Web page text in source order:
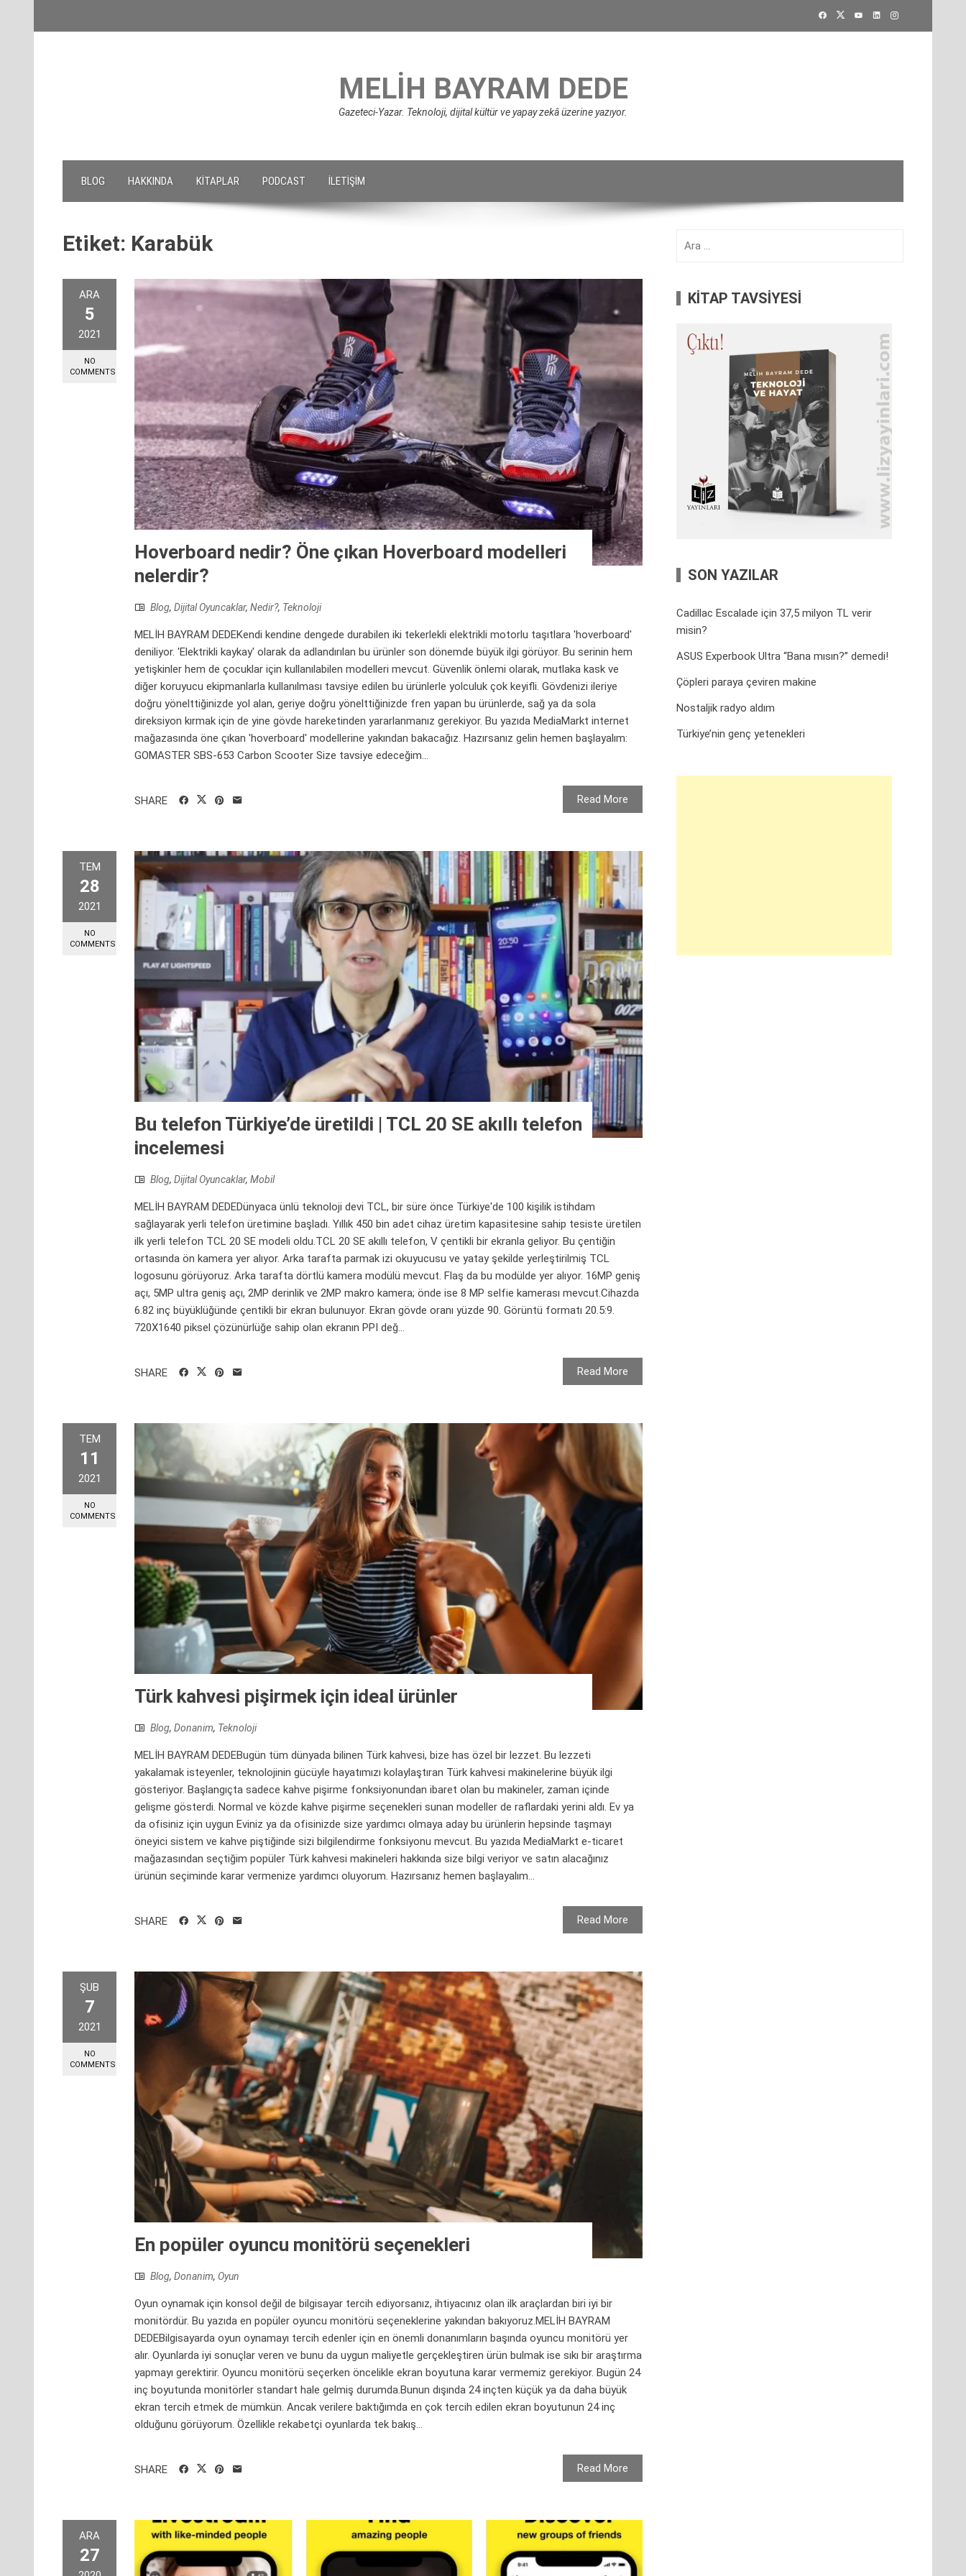
MELIH BAYRAM DEDE
Gazeteci-Yazar. Teknoloji, dijital kültür ve yapay zekâ üzerine yazıyor.
BLOG HAKKINDA KITAPLAR PODCAST İLETIŞIM
Etiket: Karabük
ARA
5
2021
NO
COMMENTS
Hoverboard nedir? Öne çıkan Hoverboard modelleri
nelerdir?
Blog, Dijital Oyuncaklar, Nedir?, Teknoloji
MELİH BAYRAM DEDEKendi kendine dengede durabilen iki tekerlekli elektrikli motorlu taşıtlara 'hoverboard'
deniliyor. 'Elektrikli kaykay' olarak da adlandırılan bu ürünler son dönemde büyük ilgi görüyor. Bu serinin hem
yetişkinler hem de çocuklar için kullanılabilen modelleri mevcut. Güvenlik önlemi olarak, mutlaka kask ve
diğer koruyucu ekipmanlarla kullanılması tavsiye edilen bu ürünlerle yolculuk çok keyifli. Gövdenizi ileriye
doğru yönelttiğinizde yol alan, geriye doğru yönelttiğinizde fren yapan bu ürünlerde, sağ ya da sola
direksiyon kırmak için de yine gövde hareketinden yararlanmanız gerekiyor. Bu yazıda MediaMarkt internet
mağazasında öne çıkan 'hoverboard' modellerine yakından bakacağız. Hazırsanız gelin hemen başlayalım:
GOMASTER SBS-653 Carbon Scooter Size tavsiye edeceğim...
Read More
SHARE
TEM
28
2021
NO
COMMENTS
Bu telefon Türkiye’de üretildi | TCL 20 SE akıllı telefon
incelemesi
Blog, Dijital Oyuncaklar, Mobil
MELİH BAYRAM DEDEDünyaca ünlü teknoloji devi TCL, bir süre önce Türkiye'de 100 kişilik istihdam
sağlayarak yerli telefon üretimine başladı. Yıllık 450 bin adet cihaz üretim kapasitesine sahip tesiste üretilen
ilk yerli telefon TCL 20 SE modeli oldu.TCL 20 SE akıllı telefon, V çentikli bir ekranla geliyor. Bu çentiğin
ortasında ön kamera yer alıyor. Arka tarafta parmak izi okuyucusu ve yatay şekilde yerleştirilmiş TCL
logosunu görüyoruz. Arka tarafta dörtlü kamera modülü mevcut. Flaş da bu modülde yer alıyor. 16MP geniş
açı, 5MP ultra geniş açı, 2MP derinlik ve 2MP makro kamera; önde ise 8 MP selfie kamerası mevcut.Cihazda
6.82 inç büyüklüğünde çentikli bir ekran bulunuyor. Ekran gövde oranı yüzde 90. Görüntü formatı 20.5:9.
720X1640 piksel çözünürlüğe sahip olan ekranın PPI değ...
Read More
SHARE
TEM
11
2021
NO
COMMENTS
Türk kahvesi pişirmek için ideal ürünler
Blog, Donanim, Teknoloji
MELİH BAYRAM DEDEBugün tüm dünyada bilinen Türk kahvesi, bize has özel bir lezzet. Bu lezzeti
yakalamak isteyenler, teknolojinin gücüyle hayatımızı kolaylaştıran Türk kahvesi makinelerine büyük ilgi
gösteriyor. Başlangıçta sadece kahve pişirme fonksiyonundan ibaret olan bu makineler, zaman içinde
gelişme gösterdi. Normal ve közde kahve pişirme seçenekleri sunan modeller de raflardaki yerini aldı. Ev ya
da ofisiniz için uygun Eviniz ya da ofisinizde size yardımcı olmaya aday bu ürünlerin hepsinde taşmayı
öneyici sistem ve kahve piştiğinde sizi bilgilendirme fonksiyonu mevcut. Bu yazıda MediaMarkt e-ticaret
mağazasından seçtiğim popüler Türk kahvesi makineleri hakkında size bilgi veriyor ve satın alacağınız
ürünün seçiminde karar vermenize yardımcı oluyorum. Hazırsanız hemen başlayalım...
Read More
SHARE
ŞUB
7
2021
NO
COMMENTS
En popüler oyuncu monitörü seçenekleri
Blog, Donanim, Oyun
Oyun oynamak için konsol değil de bilgisayar tercih ediyorsanız, ihtiyacınız olan ilk araçlardan biri iyi bir
monitördür. Bu yazıda en popüler oyuncu monitörü seçeneklerine yakından bakıyoruz.MELİH BAYRAM
DEDEBilgisayarda oyun oynamayı tercih edenler için en önemli donanımların başında oyuncu monitörü yer
alır. Oyunlarda iyi sonuçlar veren ve bunu da uygun maliyetle gerçekleştiren ürün bulmak ise sıkı bir araştırma
yapmayı gerektirir. Oyuncu monitörü seçerken öncelikle ekran boyutuna karar vermemiz gerekiyor. Bugün 24
inç boyutunda monitörler standart hale gelmiş durumda.Bunun dışında 24 inçten küçük ya da daha büyük
ekran tercih etmek de mümkün. Ancak verilere baktığımda en çok tercih edilen ekran boyutunun 24 inç
olduğunu görüyorum. Özellikle rekabetçi oyunlarda tek bakış...
Read More
SHARE
ARA
27
KİTAP TAVSİYESİ
SON YAZILAR
Cadillac Escalade için 37,5 milyon TL verir
misin?
ASUS Experbook Ultra “Bana mısın?” demedi!
Çöpleri paraya çeviren makine
Nostaljik radyo aldım
Türkiye’nin genç yetenekleri